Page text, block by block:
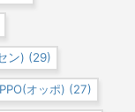
ン) (29)
オッポ) (27)